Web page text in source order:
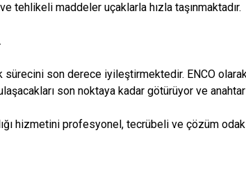
tehlikeli maddeler uçaklarla hızla taşınmaktadır.
son derece iyileştirmektedir. ENCO
son noktaya kadar götürüyor ve
hizmetini profesyonel, tecrübeli ve çözüm